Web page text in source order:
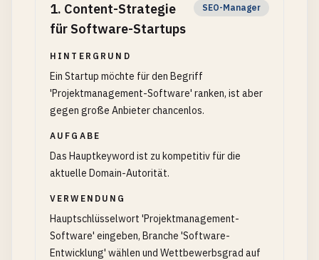
1. Content-Strategie
für Software-Startups
SEO-Manager
HINTERGRUND
Ein Startup möchte für den Begriff
'Projektmanagement-Software' ranken, ist aber
gegen große Anbieter chancenlos.
AUFGABE
Das Hauptkeyword ist zu kompetitiv für die
aktuelle Domain-Autorität.
VERWENDUNG
Hauptschlüsselwort 'Projektmanagement-
Software' eingeben, Branche 'Software-
Entwicklung' wählen und Wettbewerbsgrad auf